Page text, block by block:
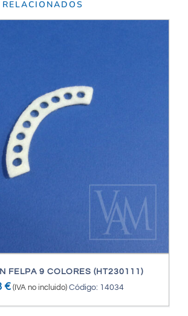
FELPA 9 COLORES (HT230111)
€ (IVA no incluido) Código: 14034